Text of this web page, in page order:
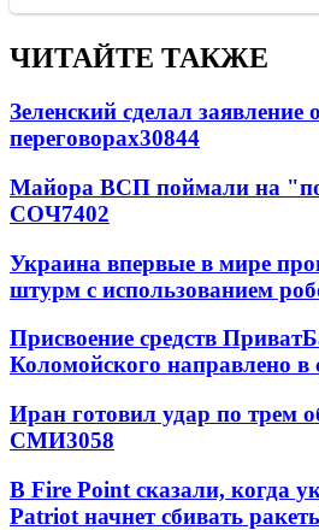
ЧИТАЙТЕ ТАКЖЕ
Зеленский сделал
переговорах30844
Майора ВСП поймали на
СОЧ7402
Украина впервые в мире
штурм с использованием
Присвоение средств
Коломойского направлено в
Иран готовил удар по трем
СМИ3058
В Fire Point сказали, когда
Patriot начнет сбивать